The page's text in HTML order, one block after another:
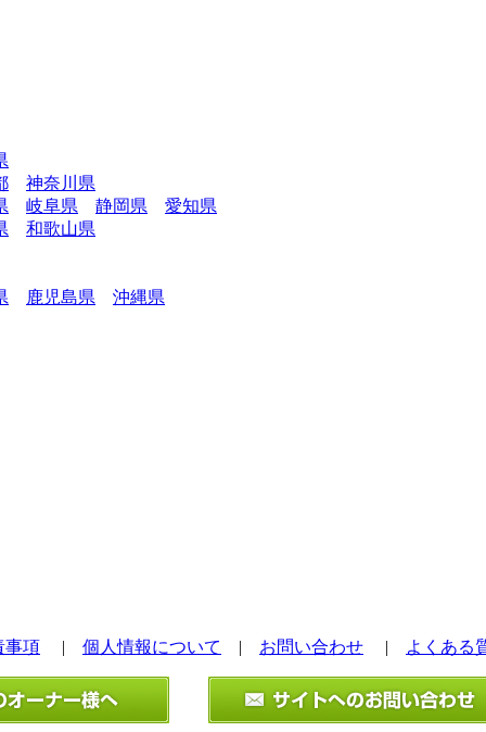
神奈川県
岐阜県 静岡県
愛知県
和歌山県
鹿児島県 沖縄県
事項 | 個人情報について | お問い合わせ | よくある